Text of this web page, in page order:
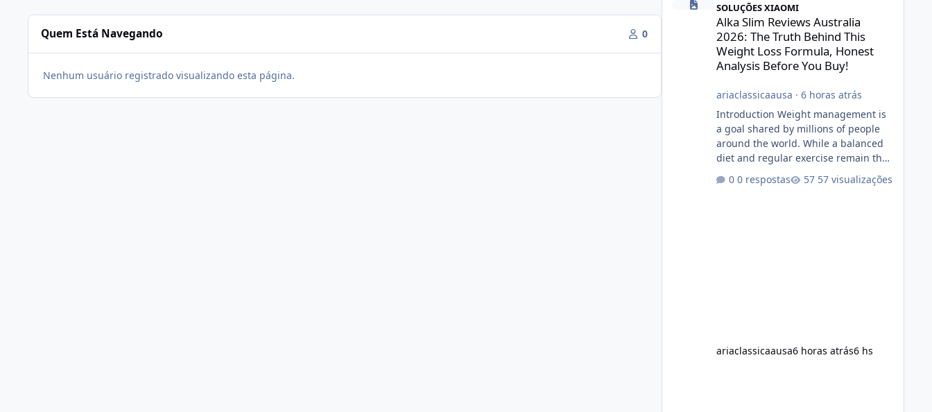
Quem Está Navegando 0
Nenhum usuário registrado visualizando esta página.
SOLUÇÕES XIAOMI
Alka Slim Reviews Australia
2026: The Truth Behind This
Weight Loss Formula, Honest
Analysis Before You Buy!
ariaclassicaausa · 6 horas atrás
Introduction Weight management is
a goal shared by millions of people
around the world. While a balanced
diet and regular exercise remain the
many individuals also explore dietary
0 respostas 57 visualizações
ariaclassicaausa6 horas atrás6 hs